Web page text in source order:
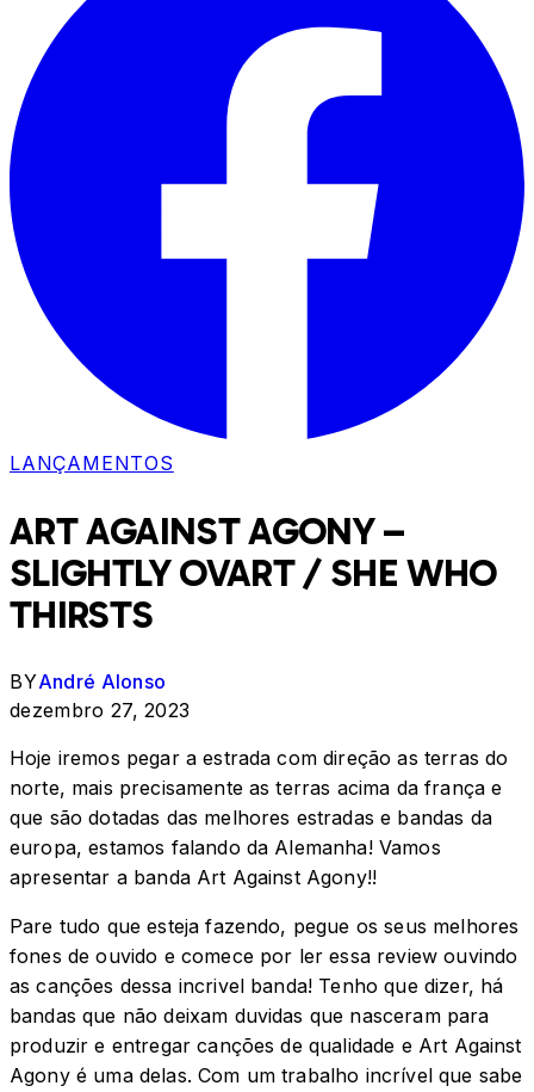
LANÇAMENTOS
ART AGAINST AGONY –
SLIGHTLY OVART / SHE WHO
THIRSTS
BYAndré Alonso
dezembro 27, 2023
Hoje iremos pegar a estrada com direção as terras do
norte, mais precisamente as terras acima da frança e
que são dotadas das melhores estradas e bandas da
europa, estamos falando da Alemanha! Vamos
apresentar a banda Art Against Agony!!
Pare tudo que esteja fazendo, pegue os seus melhores
fones de ouvido e comece por ler essa review ouvindo
as canções dessa incrivel banda! Tenho que dizer, há
bandas que não deixam duvidas que nasceram para
produzir e entregar canções de qualidade e Art Against
Agony é uma delas. Com um trabalho incrível que sabe